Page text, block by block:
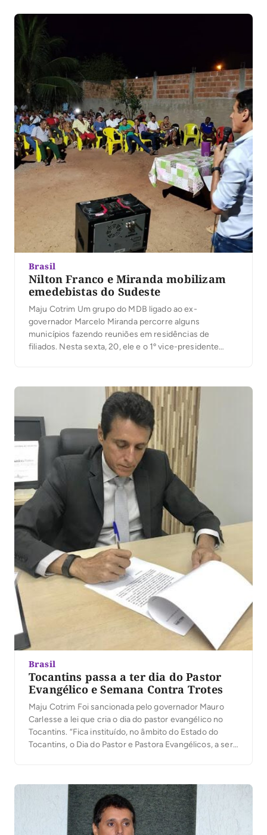
nós de surpresa”, disse. A […]
Brasil
Nilton Franco e Miranda mobilizam
emedebistas do Sudeste
Maju Cotrim Um grupo do MDB ligado ao ex-
governador Marcelo Miranda percorre alguns
municípios fazendo reuniões em residências de
filiados. Nesta sexta, 20, ele e o 1º vice-presidente
prefeito em Santa Rosa Domingos Ferreira dos Santos
Brasil
Tocantins passa a ter dia do Pastor
Evangélico e Semana Contra Trotes
Maju Cotrim Foi sancionada pelo governador Mauro
Carlesse a lei que cria o dia do pastor evangélico no
Tocantins. “Fica instituído, no âmbito do Estado do
Tocantins, o Dia do Pastor e Pastora Evangélicos, a ser
a […]